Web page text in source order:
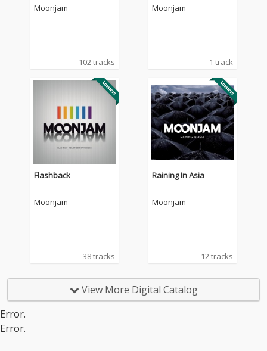
Moonjam
102 tracks
Moonjam
1 track
Flashback
Moonjam
38 tracks
Raining In Asia
Moonjam
12 tracks
View More Digital Catalog
Error.
Error.